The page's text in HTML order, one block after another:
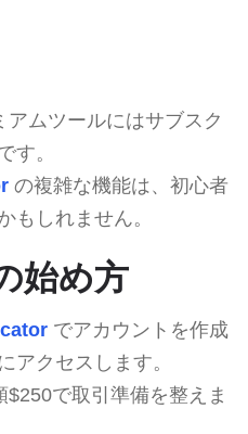
アムツールにはサブスク
す。
の複雑な機能は、初心者
もしれません。
始め方
でアカウントを作成
アクセスします。
$250で取引準備を整えま